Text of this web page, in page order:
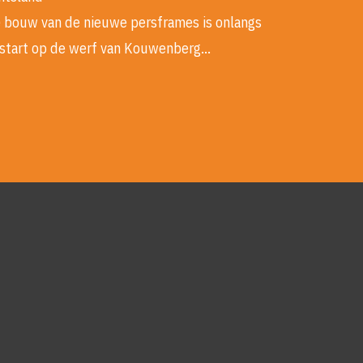
bouw van de nieuwe persframes is onlangs
op de werf van Kouwenberg…